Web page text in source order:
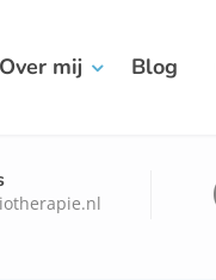
Over mij Blog